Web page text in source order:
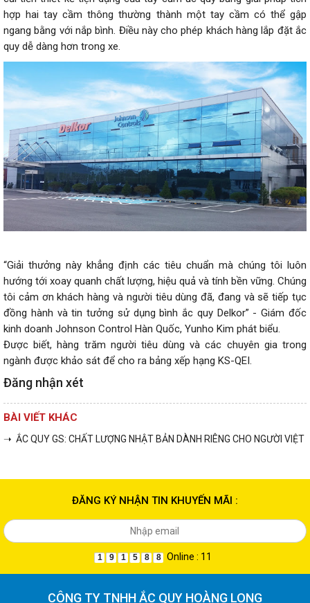
hợp hai tay cầm thông thường thành một tay cầm có thể gập
ngang bằng với nắp bình. Điều này cho phép khách hàng lắp đặt ắc
quy dễ dàng hơn trong xe.
“Giải thưởng này khẳng định các tiêu chuẩn mà chúng tôi luôn
hướng tới xoay quanh chất lượng, hiệu quả và tính bền vững. Chúng
tôi cảm ơn khách hàng và người tiêu dùng đã, đang và sẽ tiếp tục
đồng hành và tin tưởng sử dụng bình ắc quy Delkor” - Giám đốc
kinh doanh Johnson Control Hàn Quốc, Yunho Kim phát biểu.
Được biết, hàng trăm người tiêu dùng và các chuyên gia trong
ngành được khảo sát để cho ra bảng xếp hạng KS-QEI.
Đăng nhận xét
BÀI VIẾT KHÁC
➝ ẮC QUY GS: CHẤT LƯỢNG NHẬT BẢN DÀNH RIÊNG CHO NGƯỜI VIỆT
ĐĂNG KÝ NHẬN TIN KHUYẾN MÃI :
1 9 1 5 8 8 Online : 11
CÔNG TY TNHH ẮC QUY HOÀNG LONG